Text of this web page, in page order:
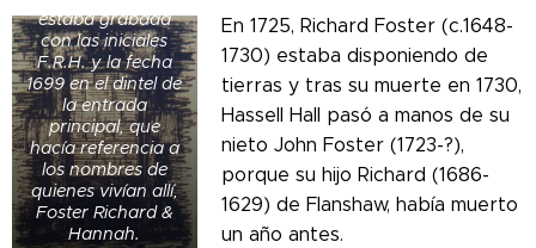
estaba grabada
con las iniciales
F.R.H. y la fecha
1699 en el dintel de
la entrada
principal, que
hacía referencia a
los nombres de
quienes vivían allí,
Foster Richard &
Hannah.
En 1725, Richard Foster (c.1648-
1730) estaba disponiendo de
tierras y tras su muerte en 1730,
Hassell Hall pasó a manos de su
nieto John Foster (1723-?),
porque su hijo Richard (1686-
1629) de Flanshaw, había muerto
un año antes.